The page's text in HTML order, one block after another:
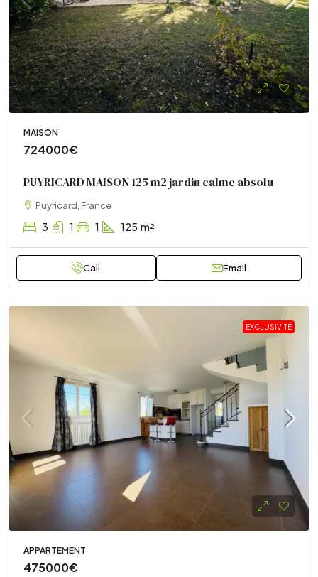
MAISON
724000€
PUYRICARD MAISON 125 m2 jardin calme absolu
Puyricard, France
3 1 1 125 m²
Call Email
EXCLUSIVITÉ
APPARTEMENT
475000€